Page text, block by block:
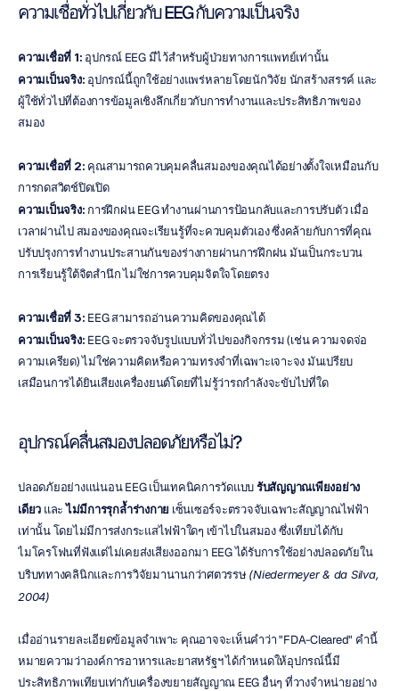
ความเชื่อทั่วไปเกี่ยวกับ EEG กับความเป็นจริง
ความเชื่อที่ 1: อุปกรณ์ EEG มีไว้สำหรับผู้ป่วยทางการแพทย์เท่านั้น
ความเป็นจริง: อุปกรณ์นี้ถูกใช้อย่างแพร่หลายโดยนักวิจัย นักสร้างสรรค์ และ
ผู้ใช้ทั่วไปที่ต้องการข้อมูลเชิงลึกเกี่ยวกับการทำงานและประสิทธิภาพของ
สมอง
ความเชื่อที่ 2: คุณสามารถควบคุมคลื่นสมองของคุณได้อย่างตั้งใจเหมือนกับ
การกดสวิตช์ปิดเปิด
ความเป็นจริง: การฝึกฝน EEG ทำงานผ่านการป้อนกลับและการปรับตัว เมื่อ
เวลาผ่านไป สมองของคุณจะเรียนรู้ที่จะควบคุมตัวเอง ซึ่งคล้ายกับการที่คุณ
ปรับปรุงการทำงานประสานกันของร่างกายผ่านการฝึกฝน มันเป็นกระบวน
การเรียนรู้ใต้จิตสำนึก ไม่ใช่การควบคุมจิตใจโดยตรง
ความเชื่อที่ 3: EEG สามารถอ่านความคิดของคุณได้
ความเป็นจริง: EEG จะตรวจจับรูปแบบทั่วไปของกิจกรรม (เช่น ความจดจ่อ
ความเครียด) ไม่ใช่ความคิดหรือความทรงจำที่เฉพาะเจาะจง มันเปรียบ
เสมือนการได้ยินเสียงเครื่องยนต์โดยที่ไม่รู้ว่ารถกำลังจะขับไปที่ใด
อุปกรณ์คลื่นสมองปลอดภัยหรือไม่?
ปลอดภัยอย่างแน่นอน EEG เป็นเทคนิคการวัดแบบ รับสัญญาณเพียงอย่าง
เดียว และ ไม่มีการรุกล้ำร่างกาย เซ็นเซอร์จะตรวจจับเฉพาะสัญญาณไฟฟ้า
เท่านั้น โดยไม่มีการส่งกระแสไฟฟ้าใดๆ เข้าไปในสมอง ซึ่งเทียบได้กับ
ไมโครโฟนที่ฟังแต่ไม่เคยส่งเสียงออกมา EEG ได้รับการใช้อย่างปลอดภัยใน
บริบททางคลินิกและการวิจัยมานานกว่าศตวรรษ (Niedermeyer & da Silva,
2004)
เมื่ออ่านรายละเอียดข้อมูลจำเพาะ คุณอาจจะเห็นคำว่า "FDA-Cleared" คำนี้
หมายความว่าองค์การอาหารและยาสหรัฐฯ ได้กำหนดให้อุปกรณ์นี้มี
ประสิทธิภาพเทียบเท่ากับเครื่องขยายสัญญาณ EEG อื่นๆ ที่วางจำหน่ายอย่าง